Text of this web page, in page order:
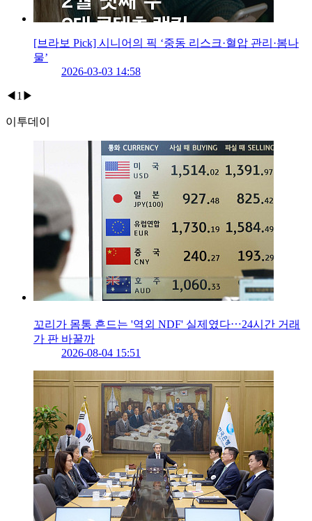
[브라보 Pick] 시니어의 픽 ‘중동 리스크·혈압 관리·봄나
물’
2026-03-03 14:58
◀ 1 ▶
이투데이
꼬리가 몸통 흔드는 '역외 NDF' 실제였다⋯24시간 거래
가 판 바꿀까
2026-08-04 15:51